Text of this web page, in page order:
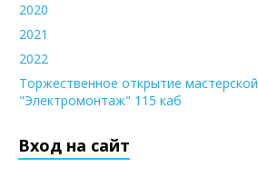
2020
2021
2022
Торжественное открытие мастерской
"Электромонтаж" 115 каб
Вход на сайт